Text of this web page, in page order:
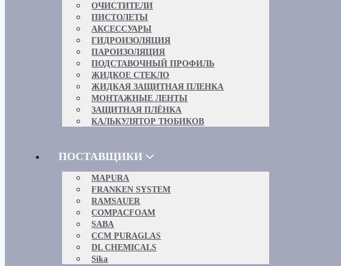
ОЧИСТИТЕЛИ
ПИСТОЛЕТЫ
АКСЕССУАРЫ
ГИДРОИЗОЛЯЦИЯ
ПАРОИЗОЛЯЦИЯ
ПОДСТАВОЧНЫЙ ПРОФИЛЬ
ЖИДКОЕ СТЕКЛО
ЖИДКАЯ ЗАЩИТНАЯ ПЛЕНКА
МОНТАЖНЫЕ ЛЕНТЫ
ЗАЩИТНАЯ ПЛЁНКА
КАЛЬКУЛЯТОР ТЮБИКОВ
ПОСТАВЩИКИ
MAPURA
FRANKEN SYSTEM
RAMSAUER
COMPACFOAM
SABA
CCM PURAGLAS
DL CHEMICALS
Sika